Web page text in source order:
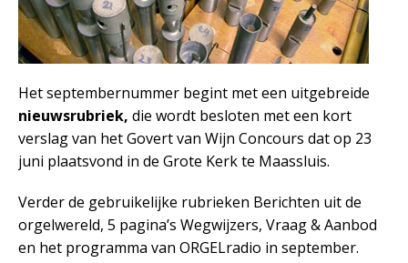
Het septembernummer begint met een uitgebreide
nieuwsrubriek, die wordt besloten met een kort
verslag van het Govert van Wijn Concours dat op 23
juni plaatsvond in de Grote Kerk te Maassluis.
Verder de gebruikelijke rubrieken Berichten uit de
orgelwereld, 5 pagina’s Wegwijzers, Vraag & Aanbod
en het programma van ORGELradio in september.